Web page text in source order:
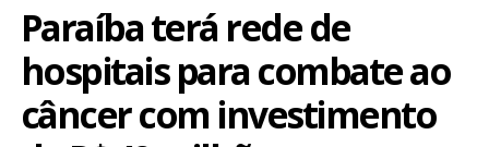
POMBAL E REGIÃO
Paraíba terá rede de
hospitais para combate ao
câncer com investimento